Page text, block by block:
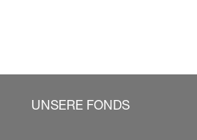
UNSERE FONDS